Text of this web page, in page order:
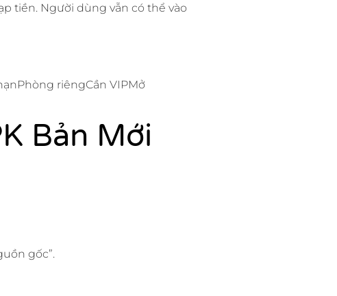
tiền. Người dùng vẫn có thể vào
riêngCần VIPMở
Bản Mới
gốc”.